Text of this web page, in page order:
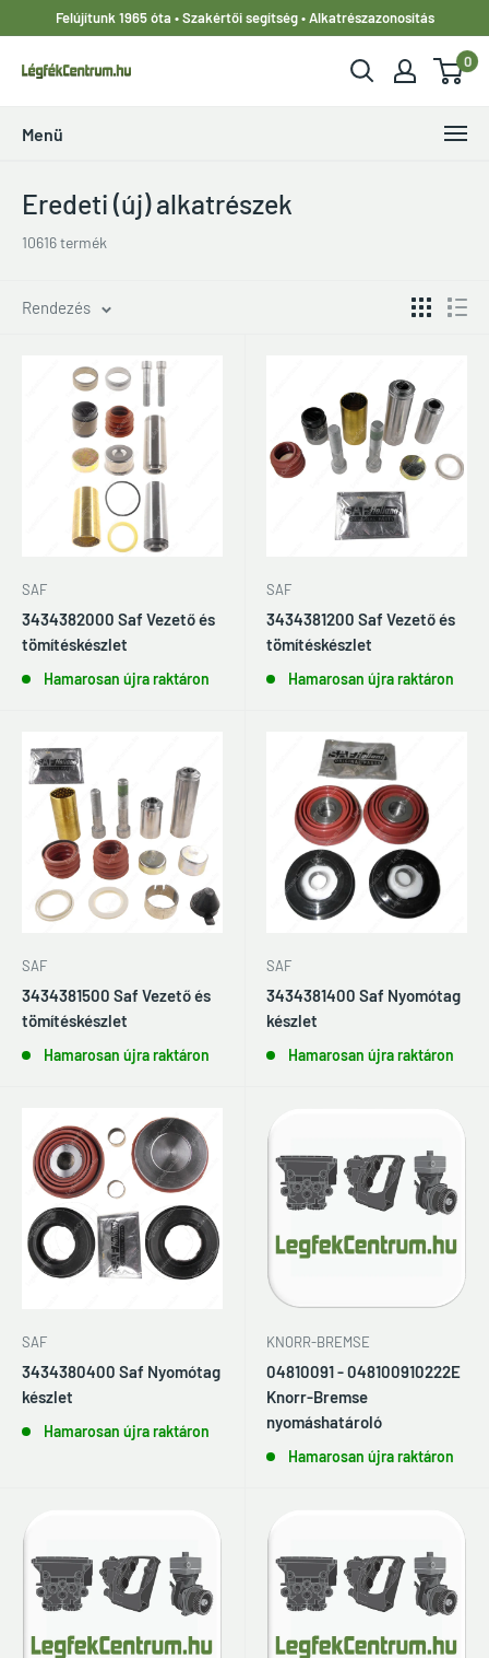
tartalomhoz
Felújítunk 1965 óta • Szakértői segítség • Alkatrészazonosítás
LegfekCentrum.hu
0
Menü
Eredeti (új) alkatrészek
10616 termék
Rendezés
SAF
3434382000 Saf Vezető és
tömítéskészlet
Hamarosan újra raktáron
SAF
3434381200 Saf Vezető és
tömítéskészlet
Hamarosan újra raktáron
SAF
3434381500 Saf Vezető és
tömítéskészlet
Hamarosan újra raktáron
SAF
3434381400 Saf Nyomótag
készlet
Hamarosan újra raktáron
SAF
3434380400 Saf Nyomótag
készlet
Hamarosan újra raktáron
KNORR-BREMSE
04810091 - 048100910222E
Knorr-Bremse
nyomáshatároló
Hamarosan újra raktáron